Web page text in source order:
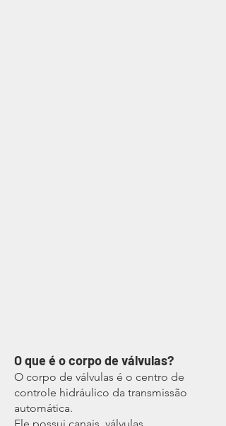
O que é o corpo de válvulas?
O corpo de válvulas é o centro de
controle hidráulico da transmissão
automática.